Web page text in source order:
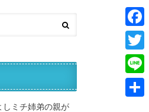
しミチ姉弟の親が
F
a
c
e
T
w
i
L